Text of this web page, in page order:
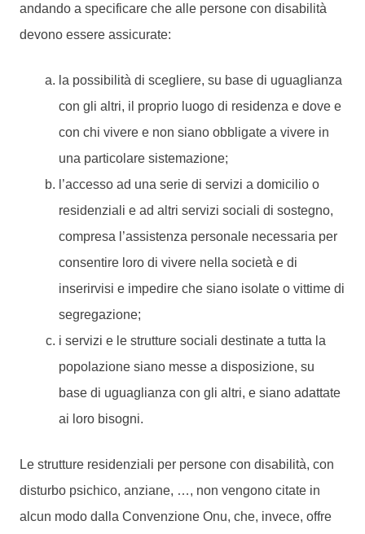
andando a specificare che alle persone con disabilità
devono essere assicurate:
la possibilità di scegliere, su base di uguaglianza
con gli altri, il proprio luogo di residenza e dove e
con chi vivere e non siano obbligate a vivere in
una particolare sistemazione;
l’accesso ad una serie di servizi a domicilio o
residenziali e ad altri servizi sociali di sostegno,
compresa l’assistenza personale necessaria per
consentire loro di vivere nella società e di
inserirvisi e impedire che siano isolate o vittime di
segregazione;
i servizi e le strutture sociali destinate a tutta la
popolazione siano messe a disposizione, su
base di uguaglianza con gli altri, e siano adattate
ai loro bisogni.
Le strutture residenziali per persone con disabilità, con
disturbo psichico, anziane, …, non vengono citate in
alcun modo dalla Convenzione Onu, che, invece, offre